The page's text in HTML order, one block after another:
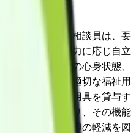
事業所の専門相談員は、要
その有する能力に応じ自立
よう、利用者の心身状態、
等を踏まえた適切な福祉用
を行い、福祉用具を貸与す
上の便宜を図り、その機能
護する者の負担の軽減を図